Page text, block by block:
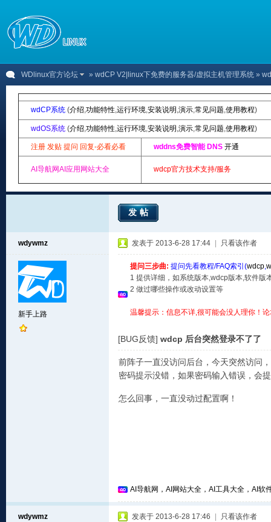
WDlinux官方论坛 » wdCP V2|linux下免费的服务器/虚拟主机管理系统 »
wdCP系统 (介绍,功能特性,运行环境,安装说明 ,演示,常见问题,使用教程)
wdOS系统 (介绍,功能特性,运行环境,安装说明 ,演示,常见问题,使用教程)
注册 发贴 提问 回复-必看必看 wddns免费智能 DNS 开通
AI导航网AI应用网站大全 wdcp官方技术支持/服务
发帖
wdywmz
新手上路
发表于 2013-6-28 17:44 只看该作者
提问三步曲: 提问先看教程/FAQ索引(wdcp,
1 提供详细，如系统版本,wdcp版本,软件版
2 做过哪些操作或改动设置等
温馨提示：信息不详,很可能会没人理你！
[BUG反馈] wdcp 后台突然登录不了了
前阵子一直没访问后台，今天突然访问
密码提示没错，如果密码输入错误，会
怎么回事，一直没动过配置啊！
AI导航网，AI网站大全，AI工具大全，AI软
wdywmz 发表于 2013-6-28 17:46 只看该作者